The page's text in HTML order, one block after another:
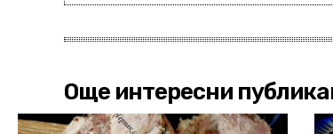
Още интересни